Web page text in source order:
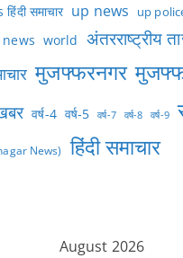
समाचार up news up
world अंतरराष्ट्रीय
मुजफ्फरनगर
वर्ष-4 वर्ष-5 वर्ष-7 वर्ष-8 वर्ष-9
News) हिंदी समाचार
August 2026